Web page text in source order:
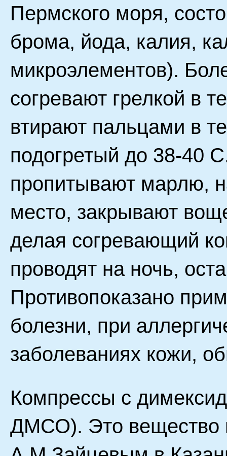
Пермского моря,
брома, йода, калия,
микроэлементов).
согревают грелкой в
втирают пальцами в
подогретый до 38-40
пропитывают марлю,
место, закрывают
делая согревающий
проводят на ночь,
Противопоказано
болезни, при
заболеваниях кожи,
Компрессы с
ДМСО). Это вещество